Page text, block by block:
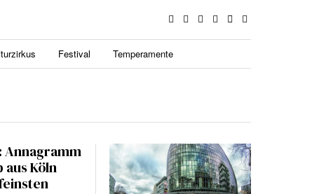
Festival Temperamente
aus Köln